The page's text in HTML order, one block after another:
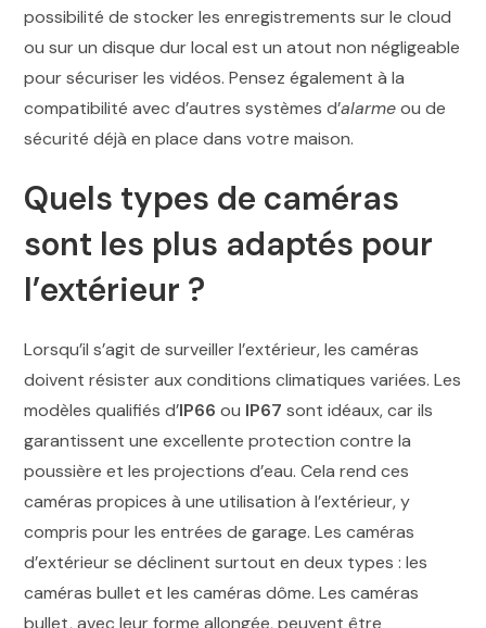
possibilité de stocker les enregistrements sur le cloud
ou sur un disque dur local est un atout non négligeable
pour sécuriser les vidéos. Pensez également à la
compatibilité avec d’autres systèmes d’alarmeou de
sécurité déjà en place dans votre maison.
Quels types de caméras
sont les plus adaptés pour
l’extérieur ?
Lorsqu’il s’agit de surveiller l’extérieur, les caméras
doivent résister aux conditions climatiques variées. Les
modèles qualifiés d’IP66 ou IP67 sont idéaux, car ils
garantissent une excellente protection contre la
poussière et les projections d’eau. Cela rend ces
caméras propices à une utilisation à l’extérieur, y
compris pour les entrées de garage. Les caméras
d’extérieur se déclinent surtout en deux types : les
caméras bullet et les caméras dôme. Les caméras
bullet, avec leur forme allongée, peuvent être